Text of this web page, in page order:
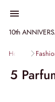
10th
Home
5